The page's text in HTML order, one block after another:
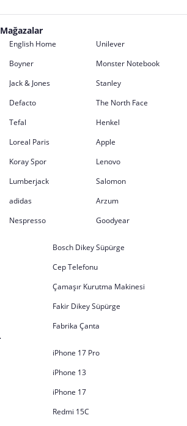
English Home
Unilever
Boyner
Monster Notebook
Jack & Jones
Stanley
Defacto
The North Face
Tefal
Henkel
Loreal Paris
Apple
Koray Spor
Lenovo
Lumberjack
Salomon
adidas
Arzum
Nespresso Goodyear
Bosch Dikey Süpürge
Cep Telefonu
Çamaşır Kurutma Makinesi
Fakir Dikey Süpürge
Fabrika Çanta
iPhone 17 Pro
iPhone 13
iPhone 17
Redmi 15C